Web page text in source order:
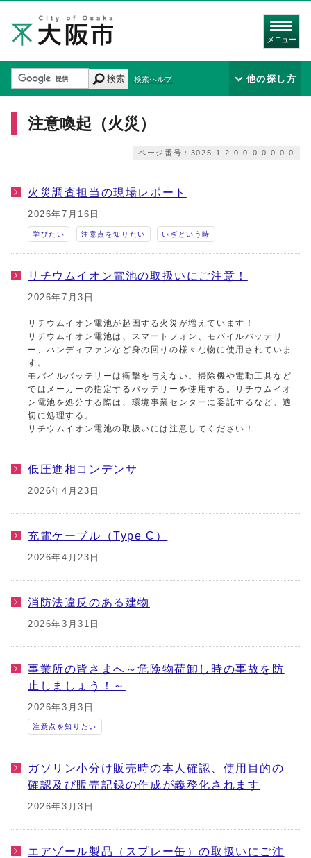
メニュー
検索 検索ヘルプ 他の探し方
注意喚起（火災）
ページ番号：3025-1-2-0-0-0-0-0-0-0
火災調査担当の現場レポート
2026年7月16日
学びたい 注意点を知りたい いざという時
リチウムイオン電池の取扱いにご注意！
2026年7月3日
リチウムイオン電池が起因する火災が増えています！
リチウムイオン電池は、スマートフォン、モバイルバッテリ
ー、ハンディファンなど身の回りの様々な物に使用されていま
す。
モバイルバッテリーは衝撃を与えない。掃除機や電動工具など
ではメーカーの指定するバッテリーを使用する。リチウムイオ
ン電池を処分する際は、環境事業センターに委託するなど、適
切に処理する。
リチウムイオン電池の取扱いには注意してください！
低圧進相コンデンサ
2026年4月23日
充電ケーブル（Type C）
2026年4月23日
消防法違反のある建物
2026年3月31日
事業所の皆さまへ～危険物荷卸し時の事故を防
止しましょう！～
2026年3月3日
注意点を知りたい
ガソリン小分け販売時の本人確認、使用目的の
確認及び販売記録の作成が義務化されます
2026年3月3日
エアゾール製品（スプレー缶）の取扱いにご注